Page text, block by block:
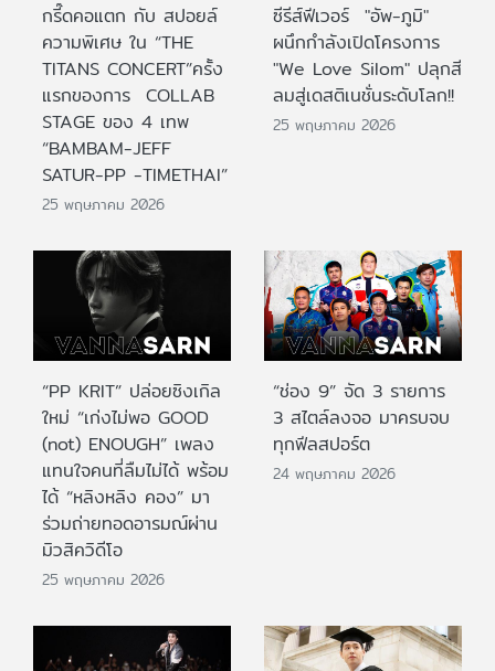
กรี๊ดคอแตก กับ สปอยล์
ความพิเศษ ใน “THE
TITANS CONCERT”ครั้ง
แรกของการ COLLAB
STAGE ของ 4 เทพ
“BAMBAM-JEFF
SATUR-PP -TIMETHAI”
25 พฤษภาคม 2026
ซีรีส์ฟีเวอร์ "อัพ-ภูมิ"
ผนึกกำลังเปิดโครงการ
"We Love Silom" ปลุกสี
ลมสู่เดสติเนชั่นระดับโลก!!
25 พฤษภาคม 2026
“PP KRIT” ปล่อยซิงเกิล
ใหม่ “เก่งไม่พอ GOOD
(not) ENOUGH” เพลง
แทนใจคนที่ลืมไม่ได้ พร้อม
ได้ “หลิงหลิง คอง” มา
ร่วมถ่ายทอดอารมณ์ผ่าน
มิวสิควิดีโอ
25 พฤษภาคม 2026
“ช่อง 9” จัด 3 รายการ
3 สไตล์ลงจอ มาครบจบ
ทุกฟีลสปอร์ต
24 พฤษภาคม 2026